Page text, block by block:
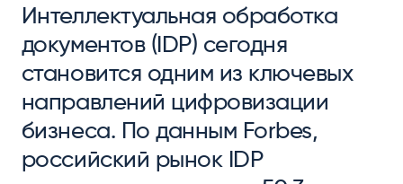
Интеллектуальная обработка
документов (IDP) сегодня
становится одним из ключевых
направлений цифровизации
бизнеса. По данным Forbes,
российский рынок IDP